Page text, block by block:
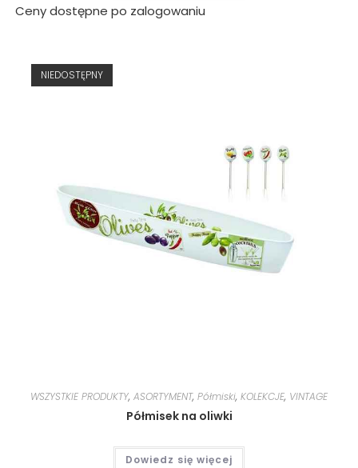
Ceny dostępne po zalogowaniu
NIEDOSTĘPNY
WSZYSTKIE PRODUKTY, ASORTYMENT, Półmiski, KOLEKCJE, VINTAGE
Półmisek na oliwki
Dowiedz się więcej